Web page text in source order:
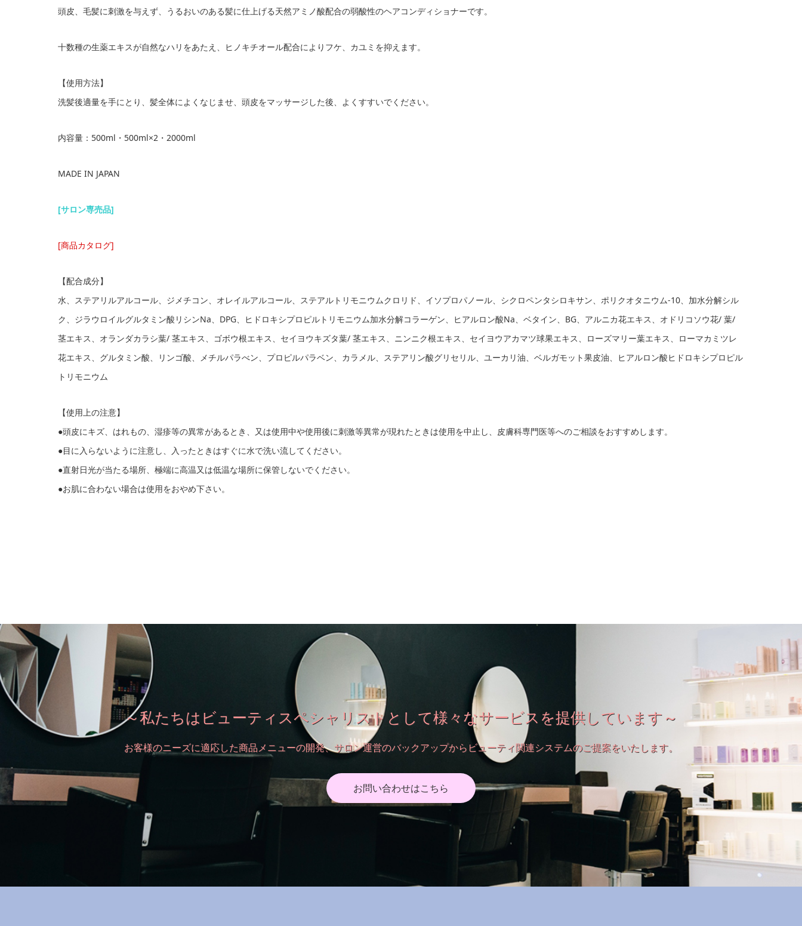
頭皮、毛髪に刺激を与えず、うるおいのある髪に仕上げる天然アミノ酸配合の弱酸性のヘアコンディショナーです。
十数種の生薬エキスが自然なハリをあたえ、ヒノキチオール配合によりフケ、カユミを抑えます。
【使用方法】
洗髪後適量を手にとり、髪全体によくなじませ、頭皮をマッサージした後、よくすすいでください。
内容量：500ml・500ml×2・2000ml
MADE IN JAPAN
[サロン専売品]
[商品カタログ]
【配合成分】
水、ステアリルアルコール、ジメチコン、オレイルアルコール、ステアルトリモニウムクロリド、イソプロパノール、シクロペンタシロキサン、ポリクオタニウム-10、加水分解シル
ク、ジラウロイルグルタミン酸リシンNa、DPG、ヒドロキシプロピルトリモニウム加水分解コラーゲン、ヒアルロン酸Na、ベタイン、BG、アルニカ花エキス、オドリコソウ花/ 葉/
茎エキス、オランダカラシ葉/ 茎エキス、ゴボウ根エキス、セイヨウキズタ葉/ 茎エキス、ニンニク根エキス、セイヨウアカマツ球果エキス、ローズマリー葉エキス、ローマカミツレ
花エキス、グルタミン酸、リンゴ酸、メチルパラべン、プロピルパラベン、カラメル、ステアリン酸グリセリル、ユーカリ油、ベルガモット果皮油、ヒアルロン酸ヒドロキシプロピル
トリモニウム
【使用上の注意】
●頭皮にキズ、はれもの、湿疹等の異常があるとき、又は使用中や使用後に刺激等異常が現れたときは使用を中止し、皮膚科専門医等へのご相談をおすすめします。
●目に入らないように注意し、入ったときはすぐに水で洗い流してください。
●直射日光が当たる場所、極端に高温又は低温な場所に保管しないでください。
●お肌に合わない場合は使用をおやめ下さい。
～私たちはビューティスペシャリストとして様々なサービスを提供しています～
お客様のニーズに適応した商品メニューの開発、サロン運営のバックアップからビューティ関連システムのご提案をいたします。
お問い合わせはこちら